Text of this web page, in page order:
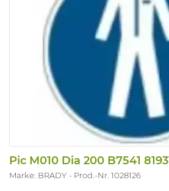
Pic M010 Dia 200 B7541
Marke: BRADY Prod.-Nr. 1028126